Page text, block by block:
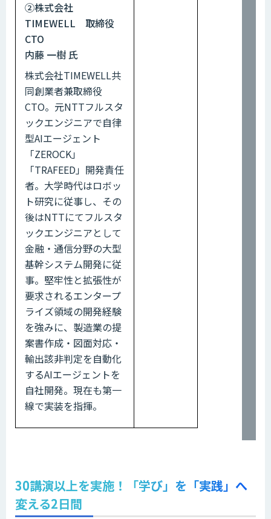
②株式会社
TIMEWELL 取締役
CTO
内藤 一樹 氏
株式会社TIMEWELL共
同創業者兼取締役
CTO。元NTTフルスタ
ックエンジニアで自律
型AIエージェント
「ZEROCK」
「TRAFEED」開発責任
者。大学時代はロボッ
ト研究に従事し、その
後はNTTにてフルスタ
ックエンジニアとして
金融・通信分野の大型
基幹システム開発に従
事。堅牢性と拡張性が
要求されるエンタープ
ライズ領域の開発経験
を強みに、製造業の提
案書作成・図面対応・
輸出該非判定を自動化
するAIエージェントを
自社開発。現在も第一
線で実装を指揮。
30講演以上を実施！「学び」を「実践」へ
変える2日間